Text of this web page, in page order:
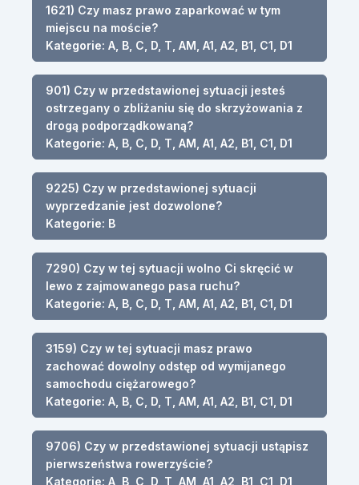
1621) Czy masz prawo zaparkować w tym
miejscu na moście?
Kategorie: A, B, C, D, T, AM, A1, A2, B1, C1, D1
901) Czy w przedstawionej sytuacji jesteś
ostrzegany o zbliżaniu się do skrzyżowania z
drogą podporządkowaną?
Kategorie: A, B, C, D, T, AM, A1, A2, B1, C1, D1
9225) Czy w przedstawionej sytuacji
wyprzedzanie jest dozwolone?
Kategorie: B
7290) Czy w tej sytuacji wolno Ci skręcić w
lewo z zajmowanego pasa ruchu?
Kategorie: A, B, C, D, T, AM, A1, A2, B1, C1, D1
3159) Czy w tej sytuacji masz prawo
zachować dowolny odstęp od wymijanego
samochodu ciężarowego?
Kategorie: A, B, C, D, T, AM, A1, A2, B1, C1, D1
9706) Czy w przedstawionej sytuacji ustąpisz
pierwszeństwa rowerzyście?
Kategorie: A, B, C, D, T, AM, A1, A2, B1, C1, D1